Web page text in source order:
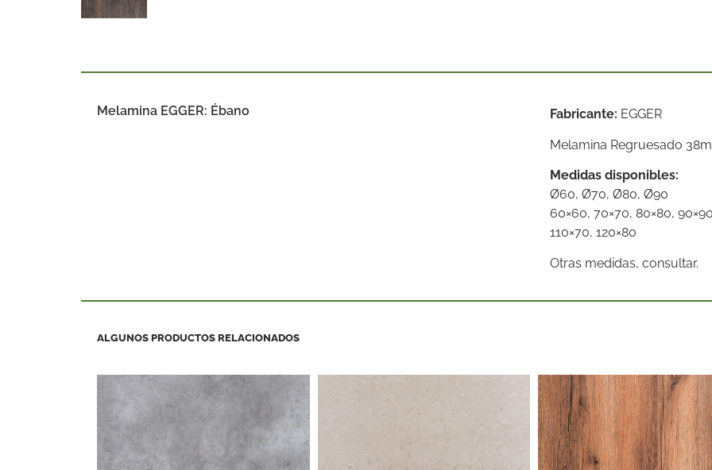
Melamina EGGER: Ébano Fabricante: EGGER
Melamina Regruesado
Medidas disponibles:
Ø60, Ø70, Ø80, Ø90
60×60, 70×70, 80×80, 90×90
110×70, 120×80
Otras medidas, consultar.
ALGUNOS PRODUCTOS RELACIONADOS